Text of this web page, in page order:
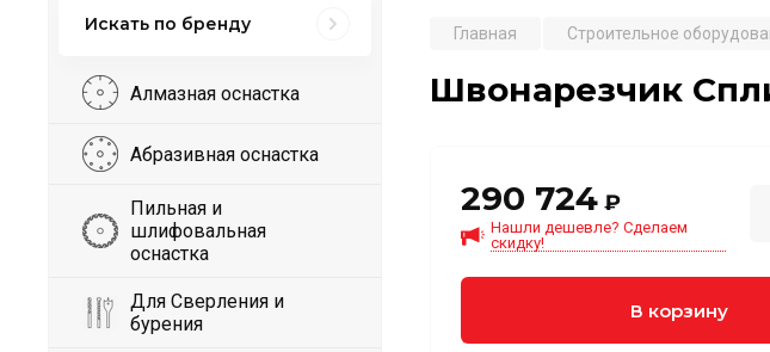
Искать по бренду
Алмазная оснастка
Абразивная оснастка
Пильная и
шлифовальная
оснастка
Для Сверления и
бурения
Главная Строительное
Швонарезчик
290 724 ₽
Нашли дешевле? Сделаем
скидку!
В корзину